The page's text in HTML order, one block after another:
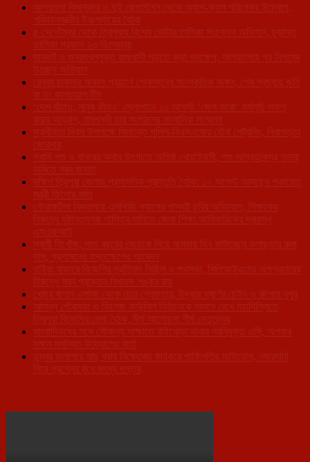
আগরতলা বিমানবন্দর ও দুই রেলস্টেশন থেকে অ্যাপ-ক্যাব পরিষেবার উদ্যোগ,
পরিবহনমন্ত্রীর উচ্চপর্যায়ের বৈঠক
৫ সেপ্টেম্বর থেকে ত্রিপুরায় বিশেষ ভোটার তালিকা সংশোধন অভিযান, চূড়ান্ত
তালিকা প্রকাশ ২৩ ডিসেম্বর
যানজট ও জবরদখলমুক্ত রাজধানী গড়তে কড়া পদক্ষেপ, আগরতলায় পুর নিগমের
উচ্ছেদ অভিযান
রেনুকা চাকমার অকাল প্রয়াণে শোকস্তব্ধ সাংস্কৃতিক অঙ্গন, শেষ শ্রদ্ধায় জুনি
রং ঢং কালচারাল টিম
‘দেশ বাঁচাও, মানুষ বাঁচাও’ স্লোগানে ১০ আগস্ট ‘জেল ভরো’ কর্মসূচি সফল
করার আহ্বান, বামপন্থী চার সংগঠনের সাংবাদিক সম্মেলন
স্বাধীনতা দিবস উপলক্ষে সিমান্তে পুলিশ-বিএসএফের যৌথ পেট্রলিং, নিরাপত্তা
জোরদার
গবাদি পশু ও বানরের অবাধ উৎপাতে অতিষ্ঠ খোয়াইবাসী, পশু আশ্রয়কেন্দ্র গড়ার
দাবিতে সরব জনতা
দক্ষিণ ত্রিপুরা জেলায় প্রশাসনিক প্রস্তুতি বৈঠক: ১২ আগস্ট আসছেন পঞ্চায়েত
মন্ত্রী কিশোর বর্মণ
গৌরাঙ্গটিলা বিদ্যালয়ে এলপিজি গ্যাসের পাসবই চুরির অভিযোগ, শিক্ষকের
বিরুদ্ধে দৃষ্টান্তমূলক শাস্তির দাবিতে জেলা শিক্ষা আধিকারিকের দ্বারস্থ
এসএফআই
স্বামী নিখোঁজ, সাত বছরের মেয়েকে নিয়ে অসহায় দিন কাটাচ্ছেন কলাছড়ার রুমা
দাস, প্রশাসনের হস্তক্ষেপের আবেদন
থাইবুং বাজারে বিজেপির প্রতিবাদ মিছিল ও পথসভা, সিপিআইএমের অপপ্রচারের
বিরুদ্ধে সরব প্রাক্তন বিধায়ক শঙ্কর রায়
খেজুর বাগান এলাকা থেকে চোর গ্রেফতার, উদ্ধার স্বর্ণের চেইন ও রুপোর নূপুর
আসন্ন পৌরসভা ও ভিলেজ কাউন্সিল নির্বাচনকে সামনে রেখে নয়াদিল্লিতে
ত্রিপুরা বিজেপির মেগা বৈঠক, দীর্ঘ আলোচনা শীর্ষ নেতৃত্বের
সাংবাদিকদের সঙ্গে সৌজন্য সাক্ষাতে বাইখোড়া থানার নবনিযুক্ত ওসি, অপরাধ
দমনে সমন্বিত উদ্যোগের বার্তা
ডুম্বুর জলাশয়ে মাছ ধরার নিষেধাজ্ঞা কার্যকরে গাফিলতির অভিযোগ, নজরদারি
নিয়ে প্রশ্নের মুখে মৎস্য দপ্তর